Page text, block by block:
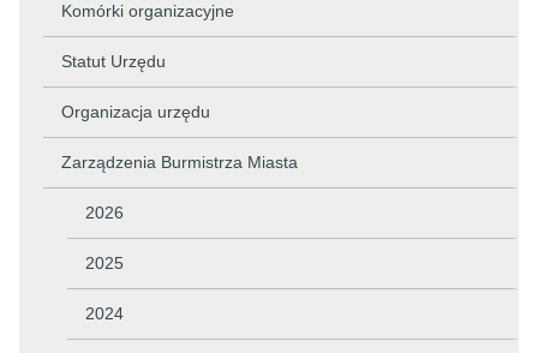
Komórki organizacyjne
Statut Urzędu
Organizacja urzędu
Zarządzenia Burmistrza Miasta
2026
2025
2024